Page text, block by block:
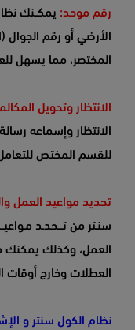
رقم موحد: يمكــنك
الأرضي أو رقم الجوال
المختصر، مما يسهل
الانتظار وتحويل
الانتظار وإسماعه
للقسم المختص
تحديد مواعيد العمل
سنـتر من تـــحدـد
العمل، وكذلك يمكنك من
العطلات وخارج أوقات
نظام الكول سنتر و